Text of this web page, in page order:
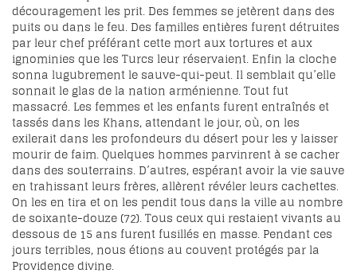
découragement les prit. Des femmes se jetèrent dans des
puits ou dans le feu. Des familles entières furent détruites
par leur chef préférant cette mort aux tortures et aux
ignominies que les Turcs leur réservaient. Enfin la cloche
sonna lugubrement le sauve-qui-peut. Il semblait qu’elle
sonnait le glas de la nation arménienne. Tout fut
massacré. Les femmes et les enfants furent entraînés et
tassés dans les Khans, attendant le jour, où, on les
exilerait dans les profondeurs du désert pour les y laisser
mourir de faim. Quelques hommes parvinrent à se cacher
dans des souterrains. D’autres, espérant avoir la vie sauve
en trahissant leurs frères, allèrent révéler leurs cachettes.
On les en tira et on les pendit tous dans la ville au nombre
de soixante-douze (72). Tous ceux qui restaient vivants au
dessous de 15 ans furent fusillés en masse. Pendant ces
jours terribles, nous étions au couvent protégés par la
Providence divine.